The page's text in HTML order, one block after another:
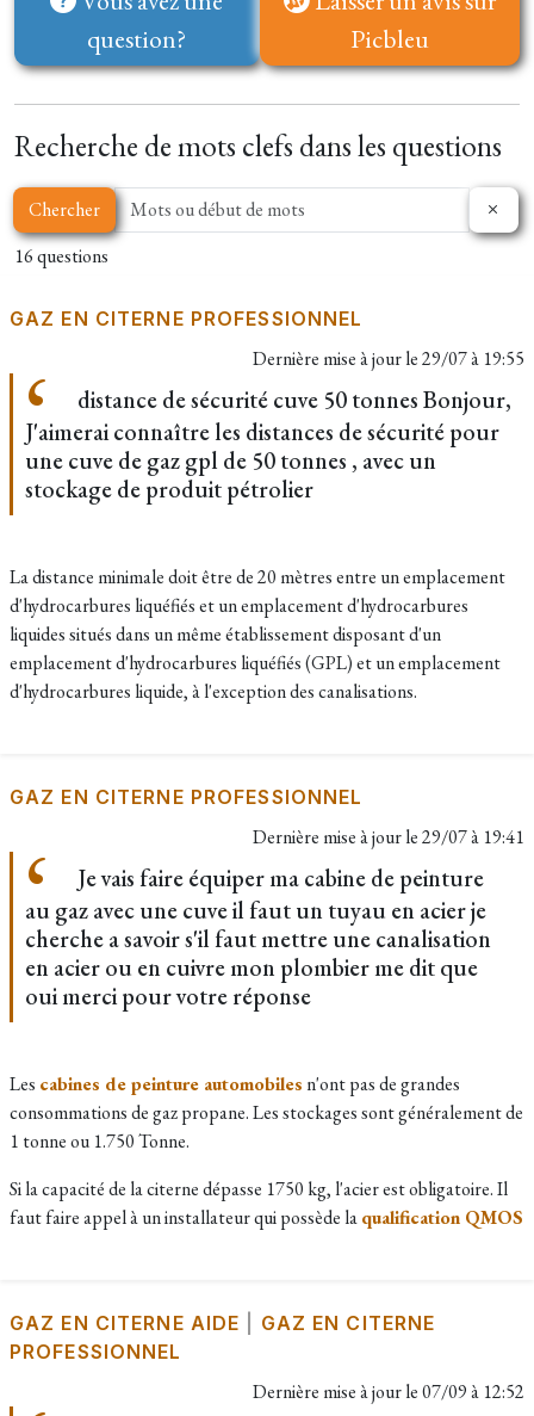
question?
Picbleu
Recherche de mots clefs dans les questions
Chercher
16 questions
GAZ EN CITERNE PROFESSIONNEL
Dernière mise à jour le29/07 à 19:55
distance de sécurité cuve 50 tonnes Bonjour,
J'aimerai connaître les distances de sécurité pour
une cuve de gaz gpl de 50 tonnes , avec un
stockage de produit pétrolier
La distance minimale doit être de 20 mètres entre un emplacement
d'hydrocarbures liquéfiés et un emplacement d'hydrocarbures
liquides situés dans un même établissement disposant d'un
emplacement d'hydrocarbures liquéfiés (GPL) et un emplacement
d'hydrocarbures liquide, à l'exception des canalisations.
GAZ EN CITERNE PROFESSIONNEL
Dernière mise à jour le29/07 à 19:41
Je vais faire équiper ma cabine de peinture
au gaz avec une cuve il faut un tuyau en acier je
cherche a savoir s'il faut mettre une canalisation
en acier ou en cuivre mon plombier me dit que
oui merci pour votre réponse
Les cabines de peinture automobiles n'ont pas de grandes
consommations de gaz propane. Les stockages sont généralement de
1 tonne ou 1.750 Tonne.
Si la capacité de la citerne dépasse 1750 kg, l'acier est obligatoire. Il
faut faire appel à un installateur qui possède laqualification QMOS
GAZ EN CITERNE AIDE
GAZ EN CITERNE
PROFESSIONNEL
Dernière mise à jour le07/09 à 12:52